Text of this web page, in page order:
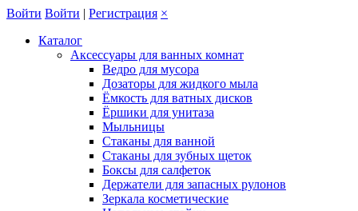
Войти Войти | Регистрация ×
Каталог
Аксессуары для ванных комнат
Ведро для мусора
Дозаторы для жидкого мыла
Ёмкость для ватных дисков
Ёршики для унитаза
Мыльницы
Стаканы для ванной
Стаканы для зубных щеток
Боксы для салфеток
Держатели для запасных рулонов
Зеркала косметические